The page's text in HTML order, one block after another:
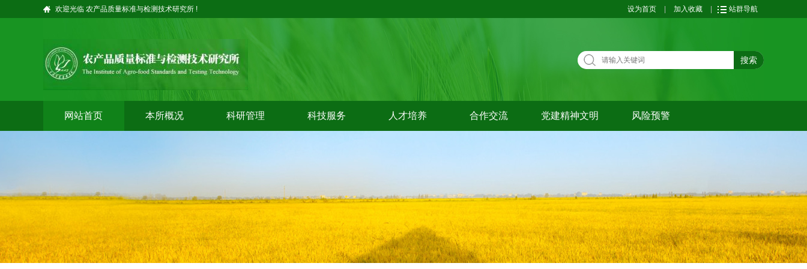
设为首页 加入收藏 站群导航
欢迎光临 农产品质量标准与检测技术研究所 !
搜索
网站首页 本所概况 科研管理 科技服务 人才培养 合作交流 党建精神文明 风险预警